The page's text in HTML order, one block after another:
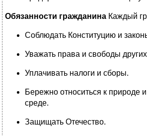
Обязанности гражданина Каждый
Соблюдать Конституцию и
Уважать права и свободы
Уплачивать налоги и сборы.
Бережно относиться к природе
среде.
Защищать Отечество.